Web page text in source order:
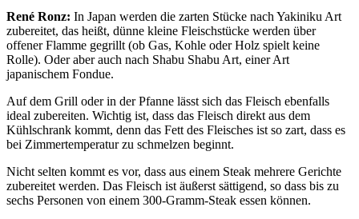
René Ronz: In Japan werden die zarten Stücke nach Yakiniku Art
zubereitet, das heißt, dünne kleine Fleischstücke werden über
offener Flamme gegrillt (ob Gas, Kohle oder Holz spielt keine
Rolle). Oder aber auch nach Shabu Shabu Art, einer Art
japanischem Fondue.
Auf dem Grill oder in der Pfanne lässt sich das Fleisch ebenfalls
ideal zubereiten. Wichtig ist, dass das Fleisch direkt aus dem
Kühlschrank kommt, denn das Fett des Fleisches ist so zart, dass es
bei Zimmertemperatur zu schmelzen beginnt.
Nicht selten kommt es vor, dass aus einem Steak mehrere Gerichte
zubereitet werden. Das Fleisch ist äußerst sättigend, so dass bis zu
sechs Personen von einem 300-Gramm-Steak essen können.